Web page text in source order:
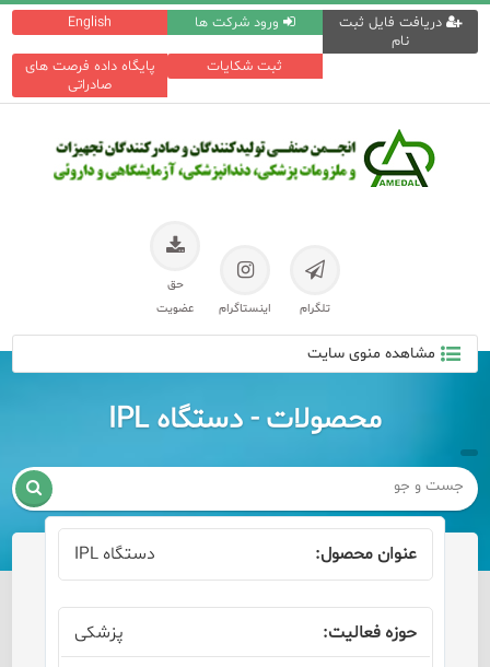
English ورود شرکت ها
دریافت فایل ثبت
نام
پایگاه داده فرصت های
صادراتی
ثبت شکایات
تلگرام اینستاگرام
حق
عضویت
مشاهده منوی سایت
محصولات - دستگاه IPL

دستگاه IPL
پزشکی